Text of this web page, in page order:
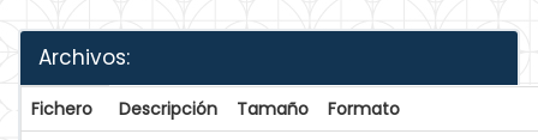
Archivos:
Fichero Descripción Tamaño
Formato